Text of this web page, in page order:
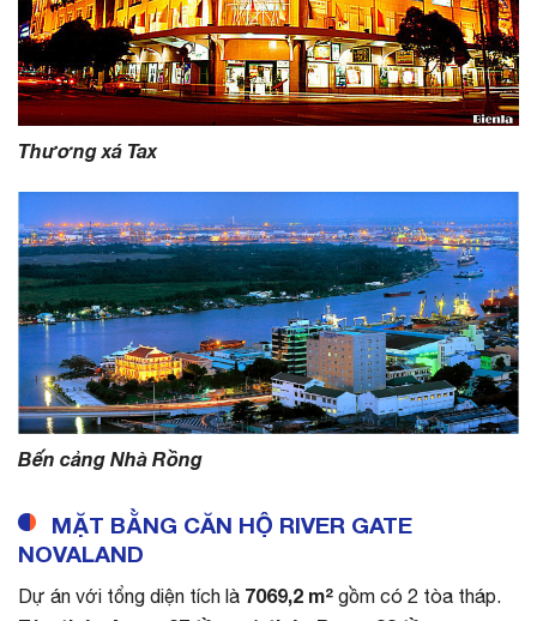
Thương xá Tax
Bến cảng Nhà Rồng
MẶT BẰNG CĂN HỘ RIVER GATE
NOVALAND
Dự án với tổng diện tích là 7069,2 m² gồm có 2 tòa tháp.